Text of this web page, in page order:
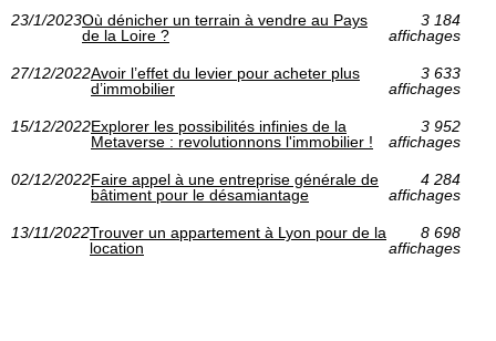
23/1/2023Où dénicher un terrain à vendre au Pays
de la Loire ?
3 184
affichages
27/12/2022Avoir l’effet du levier pour acheter plus
d’immobilier
3 633
affichages
15/12/2022Explorer les possibilités infinies de la
Metaverse : revolutionnons l'immobilier !
3 952
affichages
02/12/2022Faire appel à une entreprise générale de
bâtiment pour le désamiantage
4 284
affichages
13/11/2022Trouver un appartement à Lyon pour de la
location
8 698
affichages